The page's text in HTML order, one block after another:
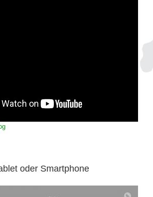
oder Smartphone